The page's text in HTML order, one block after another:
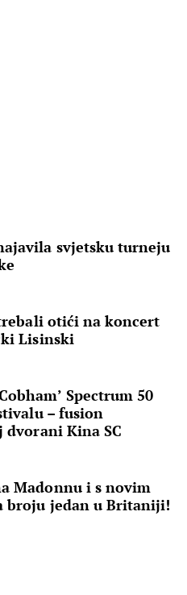
svjetsku turneju
otići na koncert
Lisinski
Spectrum 50
– fusion
dvorani Kina SC
Madonnu i s novim
broju jedan u Britaniji!